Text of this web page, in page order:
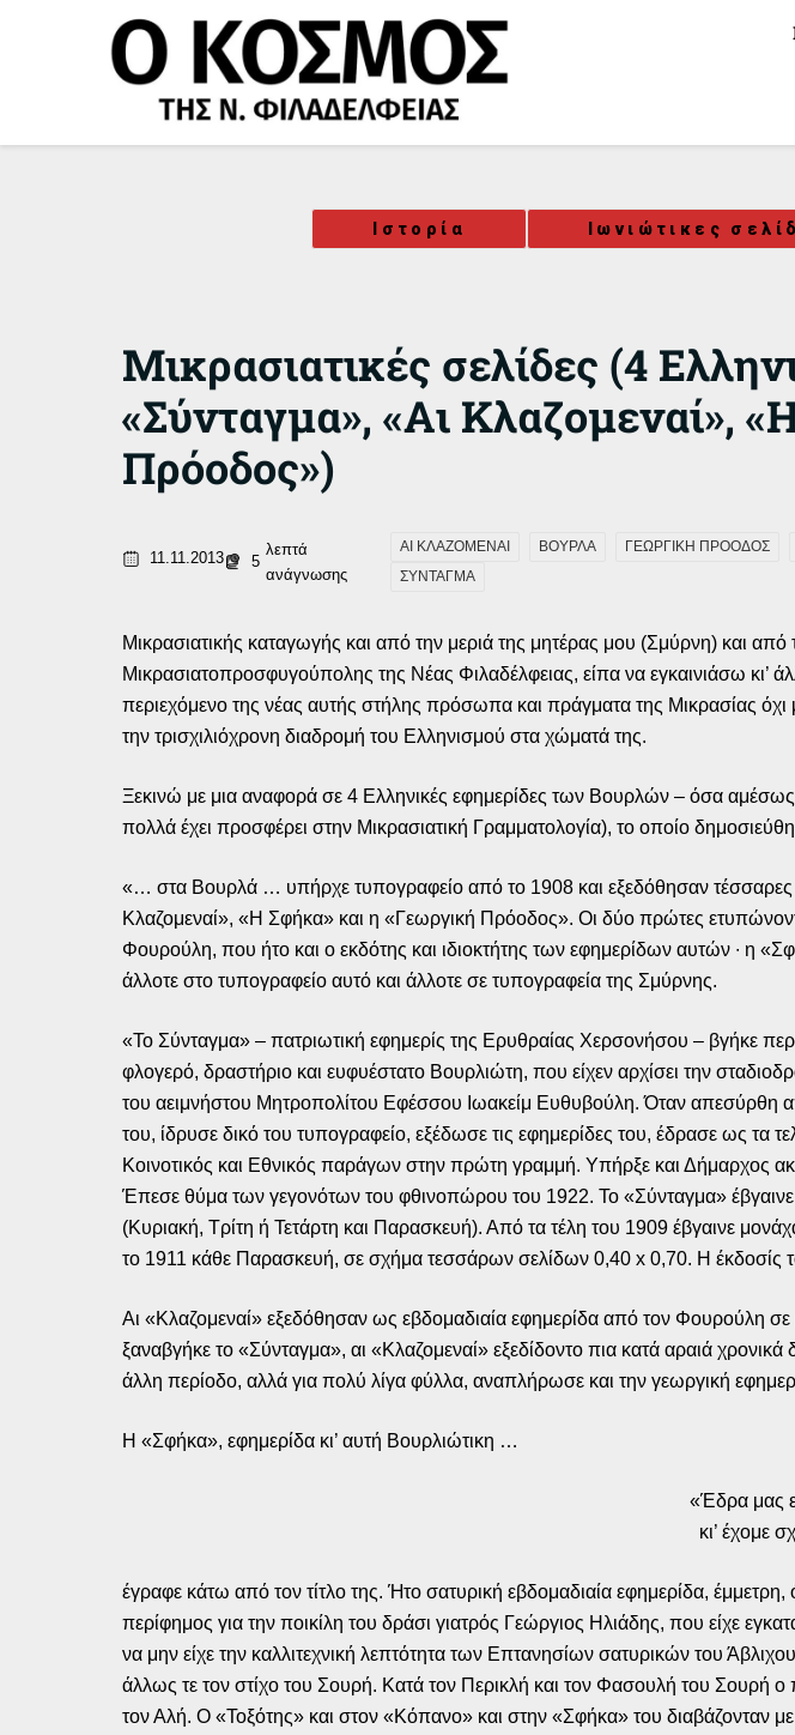
Ιστορία Ιωνιώτικες
Μικρασιατικές σελίδες (4
«Σύνταγμα», «Αι Κλαζομεναί»,
Πρόοδος»)
11.11.2013 5
λεπτά
ανάγνωσης
ΑΙ ΚΛΑΖΟΜΕΝΑΙ ΒΟΥΡΛΑ ΓΕΩΡΓΙΚΗ ΠΡΟΟΔΟΣ
ΣΥΝΤΑΓΜΑ
Μικρασιατικής καταγωγής και από την μεριά της μητέρας μου (Σμύρνη) και
Μικρασιατοπροσφυγούπολης της Νέας Φιλαδέλφειας, είπα να εγκαινιάσω κι’
περιεχόμενο της νέας αυτής στήλης πρόσωπα και πράγματα της Μικρασίας όχι
την τρισχιλιόχρονη διαδρομή του Ελληνισμού στα χώματά της.
Ξεκινώ με μια αναφορά σε 4 Ελληνικές εφημερίδες των Βουρλών – όσα
πολλά έχει προσφέρει στην Μικρασιατική Γραμματολογία), το οποίο
«… στα Βουρλά … υπήρχε τυπογραφείο από το 1908 και εξεδόθησαν τέσσαρες
Κλαζομεναί», «Η Σφήκα» και η «Γεωργική Πρόοδος». Οι δύο πρώτες
Φουρούλη, που ήτο και ο εκδότης και ιδιοκτήτης των εφημερίδων αυτών ∙ η
άλλοτε στο τυπογραφείο αυτό και άλλοτε σε τυπογραφεία της Σμύρνης.
«Το Σύνταγμα» – πατριωτική εφημερίς της Ερυθραίας Χερσονήσου – βγήκε
φλογερό, δραστήριο και ευφυέστατο Βουρλιώτη, που είχεν αρχίσει την
του αειμνήστου Μητροπολίτου Εφέσσου Ιωακείμ Ευθυβούλη. Όταν απεσύρθη
του, ίδρυσε δικό του τυπογραφείο, εξέδωσε τις εφημερίδες του, έδρασε ως τα
Κοινοτικός και Εθνικός παράγων στην πρώτη γραμμή. Υπήρξε και Δήμαρχος
Έπεσε θύμα των γεγονότων του φθινοπώρου του 1922. Το «Σύνταγμα» έβγαινε
(Κυριακή, Τρίτη ή Τετάρτη και Παρασκευή). Από τα τέλη του 1909 έβγαινε
το 1911 κάθε Παρασκευή, σε σχήμα τεσσάρων σελίδων 0,40 x 0,70. Η έκδοσίς
Αι «Κλαζομεναί» εξεδόθησαν ως εβδομαδιαία εφημερίδα από τον Φουρούλη
ξαναβγήκε το «Σύνταγμα», αι «Κλαζομεναί» εξεδίδοντο πια κατά αραιά χρονικά
άλλη περίοδο, αλλά για πολύ λίγα φύλλα, αναπλήρωσε και την γεωργική
Η «Σφήκα», εφημερίδα κι’ αυτή Βουρλιώτικη …
«Έδρα μας
κι’ έχομε
έγραφε κάτω από τον τίτλο της. Ήτο σατυρική εβδομαδιαία εφημερίδα,
περίφημος για την ποικίλη του δράσι γιατρός Γεώργιος Ηλιάδης, που είχε
να μην είχε την καλλιτεχνική λεπτότητα των Επτανησίων σατυρικών του
άλλως τε τον στίχο του Σουρή. Κατά τον Περικλή και τον Φασουλή του Σουρή
τον Αλή. Ο «Τοξότης» και στον «Κόπανο» και στην «Σφήκα» του διαβάζονταν